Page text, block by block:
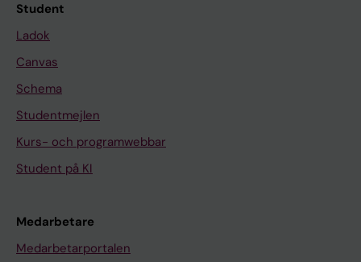
Student
Ladok
Canvas
Schema
Studentmejlen
Kurs- och programwebbar
Student på KI
Medarbetare
Medarbetarportalen